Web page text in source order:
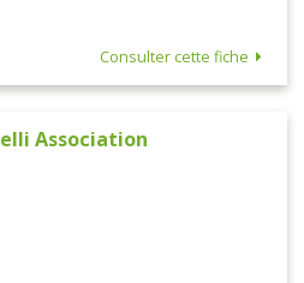
Consulter cette fiche
Association